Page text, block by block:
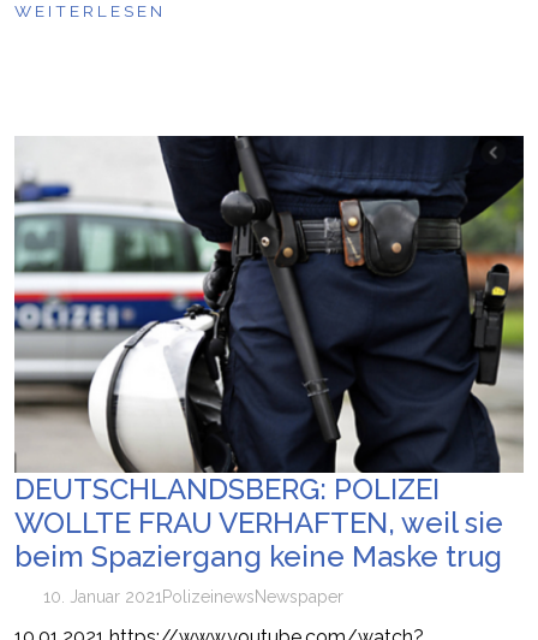
WEITERLESEN
DEUTSCHLANDSBERG: POLIZEI
WOLLTE FRAU VERHAFTEN, weil sie
beim Spaziergang keine Maske trug
10. Januar 2021 PolizeinewsNewspaper